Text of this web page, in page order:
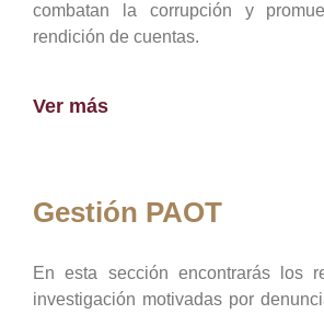
combatan la corrupción y
rendición de cuentas.
Ver más
Gestión PAOT
En esta sección encontrarás los
investigación motivadas por